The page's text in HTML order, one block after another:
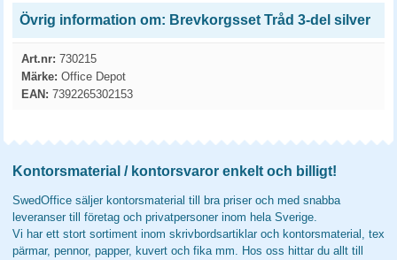
Övrig information om: Brevkorgsset Tråd 3-del silver
Art.nr: 730215
Märke: Office Depot
EAN: 7392265302153
Kontorsmaterial / kontorsvaror enkelt och billigt!
SwedOffice säljer kontorsmaterial till bra priser och med snabba
leveranser till företag och privatpersoner inom hela Sverige.
Vi har ett stort sortiment inom skrivbordsartiklar och kontorsmaterial, tex
pärmar, pennor, papper, kuvert och fika mm. Hos oss hittar du allt till